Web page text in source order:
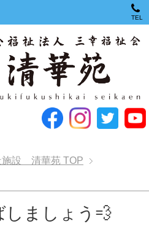
TEL
施設 清華苑 TOP
しましょう💨